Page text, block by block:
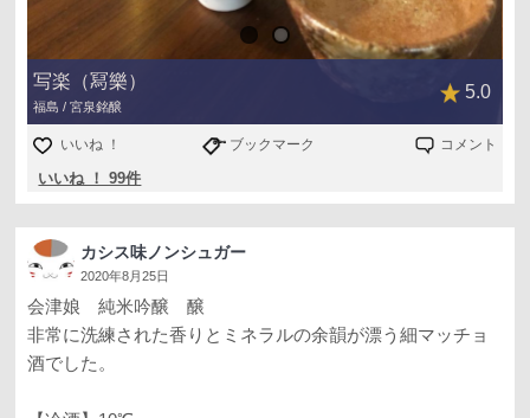
写楽（冩樂）
福島 / 宮泉銘醸
5.0
いいね ！ ブックマーク コメント
いいね ！ 99件
カシス味ノンシュガー
2020年8月25日
会津娘 純米吟醸 醸
非常に洗練された香りとミネラルの余韻が漂う細マッチョ
酒でした。